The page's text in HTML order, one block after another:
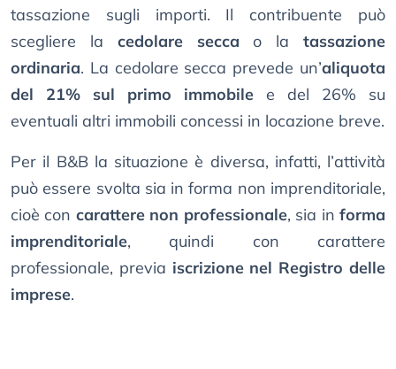
tassazione sugli importi. Il contribuente può
scegliere la cedolare secca o latassazione
ordinaria. La cedolare secca prevede un’aliquota
del 21% sul primo immobile e del 26% su
eventuali altri immobili concessi in locazione breve.
Per il B&B la situazione è diversa, infatti, l’attività
può essere svolta sia in forma non imprenditoriale,
cioè con carattere non professionale, sia informa
imprenditoriale, quindi con carattere
professionale, previa iscrizione nel Registro delle
imprese.